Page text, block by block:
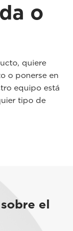
o
quiere
o ponerse en
equipo está
tipo de
el